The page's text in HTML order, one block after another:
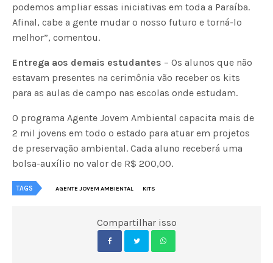
podemos ampliar essas iniciativas em toda a Paraíba.
Afinal, cabe a gente mudar o nosso futuro e torná-lo
melhor”, comentou.
Entrega aos demais estudantes – Os alunos que não
estavam presentes na cerimônia vão receber os kits
para as aulas de campo nas escolas onde estudam.
O programa Agente Jovem Ambiental capacita mais de
2 mil jovens em todo o estado para atuar em projetos
de preservação ambiental. Cada aluno receberá uma
bolsa-auxílio no valor de R$ 200,00.
TAGS AGENTE JOVEM AMBIENTAL KITS
Compartilhar isso